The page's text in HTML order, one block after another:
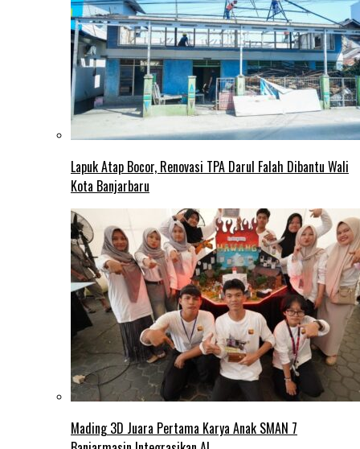
Lapuk Atap Bocor, Renovasi TPA Darul Falah Dibantu Wali
Kota Banjarbaru
Mading 3D Juara Pertama Karya Anak SMAN 7